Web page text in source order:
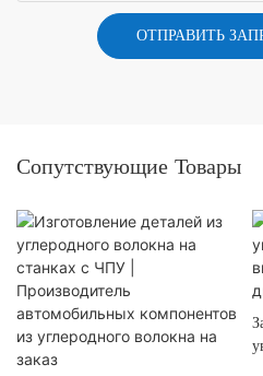
ОТПРАВИТЬ
Сопутствующие Товары